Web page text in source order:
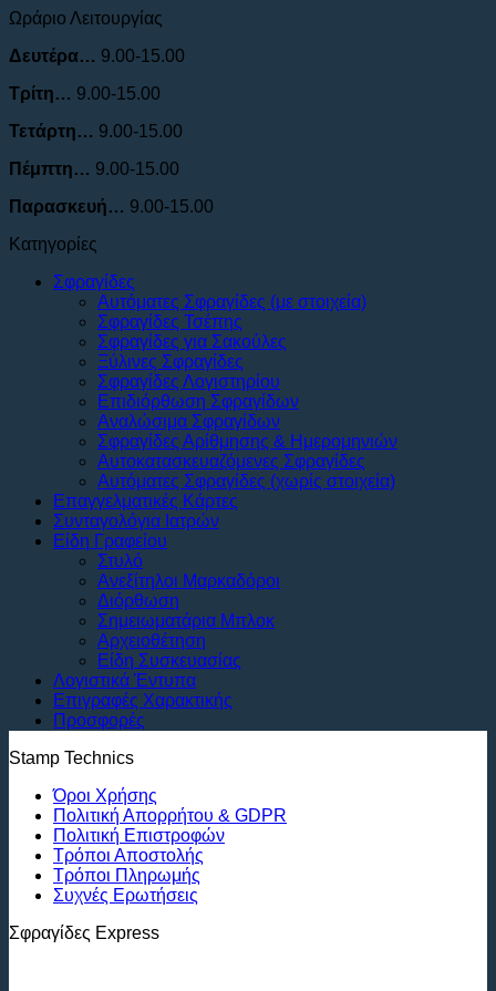
Ωράριο Λειτουργίας
Δευτέρα… 9.00-15.00
Τρίτη… 9.00-15.00
Τετάρτη… 9.00-15.00
Πέμπτη… 9.00-15.00
Παρασκευή… 9.00-15.00
Κατηγορίες
Σφραγίδες
Αυτόματες Σφραγίδες (με στοιχεία)
Σφραγίδες Τσέπης
Σφραγίδες για Σακούλες
Ξύλινες Σφραγίδες
Σφραγίδες Λογιστηρίου
Επιδιόρθωση Σφραγίδων
Αναλώσιμα Σφραγίδων
Σφραγίδες Αρίθμησης & Ημερομηνιών
Αυτοκατασκευαζόμενες Σφραγίδες
Αυτόματες Σφραγίδες (χωρίς στοιχεία)
Επαγγελματικές Κάρτες
Συνταγολόγια Ιατρών
Είδη Γραφείου
Στυλό
Ανεξίτηλοι Μαρκαδόροι
Διόρθωση
Σημειωματάρια Μπλοκ
Αρχειοθέτηση
Είδη Συσκευασίας
Λογιστικά Έντυπα
Επιγραφές Χαρακτικής
Προσφορές
Stamp Technics
Όροι Χρήσης
Πολιτική Απορρήτου & GDPR
Πολιτική Επιστροφών
Τρόποι Αποστολής
Τρόποι Πληρωμής
Συχνές Ερωτήσεις
Σφραγίδες Express